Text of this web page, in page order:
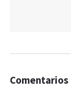
Comentarios